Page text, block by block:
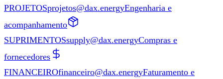
PROJETOSprojetos@dax.energyEngenharia e
acompanhamento
SUPRIMENTOSsupply@dax.energyCompras e
fornecedores
FINANCEIROfinanceiro@dax.energyFaturamento e